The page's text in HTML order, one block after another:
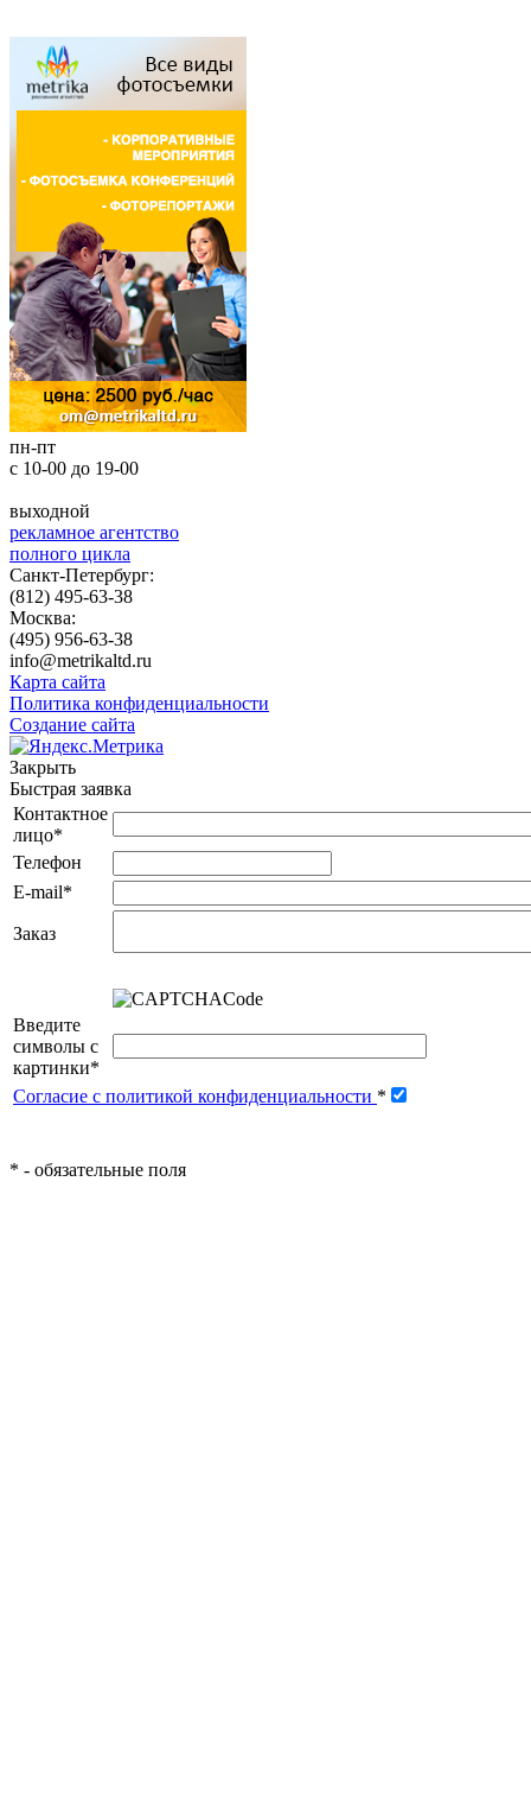
пн-пт
с 10-00 до 19-00
выходной
рекламное агентство
полного цикла
Санкт-Петербург:
(812) 495-63-38
Москва:
(495) 956-63-38
info@metrikaltd.ru
Карта сайта
Политика конфиденциальности
Создание сайта
Закрыть
Быстрая заявка
Контактное
лицо*
Телефон
E-mail*
Заказ
Введите
символы с
картинки*
Согласие с политикой конфиденциальности *
* - обязательные поля